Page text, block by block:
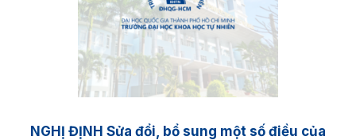
NGHỊ ĐỊNH Sửa đổi, bổ sung một số điều của